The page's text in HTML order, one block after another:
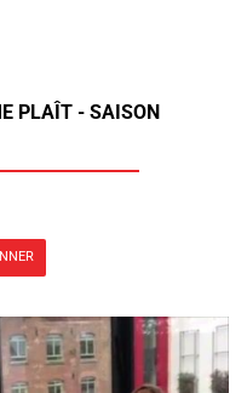
PLAÎT - SAISON